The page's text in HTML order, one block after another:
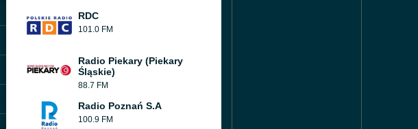
RDC
101.0 FM
Radio Piekary (Piekary
Śląskie)
88.7 FM
Radio Poznań S.A
100.9 FM